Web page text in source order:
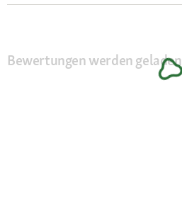
Bewertungen werden geladen